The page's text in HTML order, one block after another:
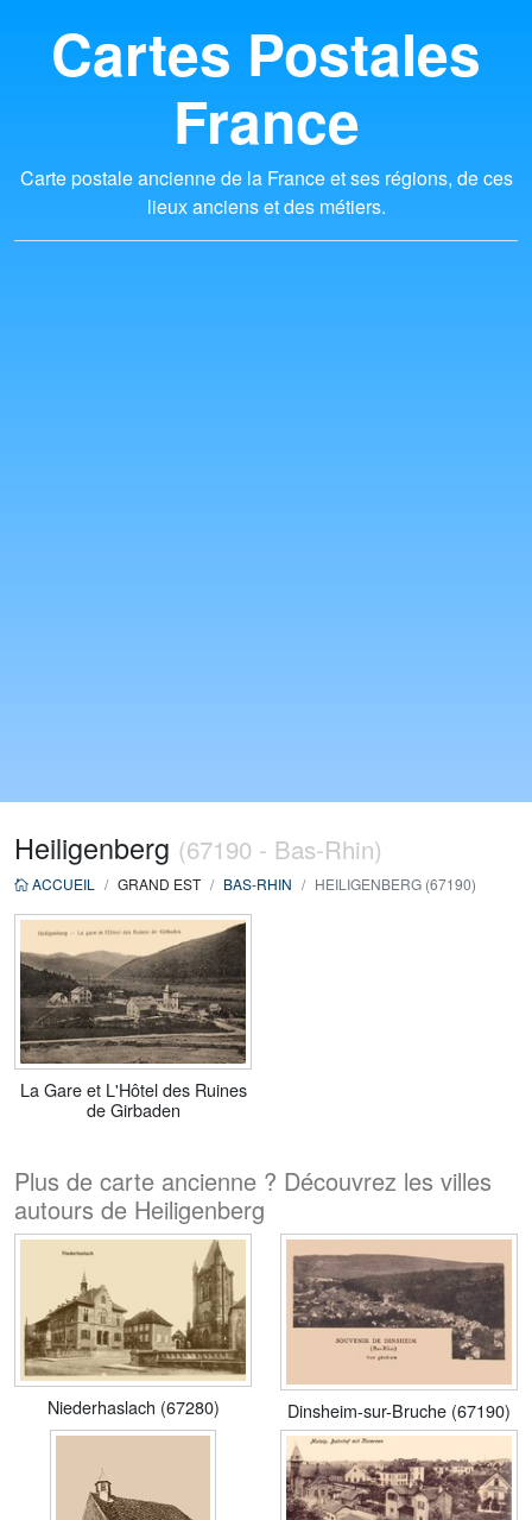
Cartes Postales
France
Carte postale ancienne de la France et ses régions, de ces
lieux anciens et des métiers.
Heiligenberg (67190 - Bas-Rhin)
ACCUEIL GRAND EST BAS-RHIN HEILIGENBERG (67190)
La Gare et L'Hôtel des Ruines
de Girbaden
Plus de carte ancienne ? Découvrez les villes
autours de Heiligenberg
Niederhaslach (67280) Dinsheim-sur-Bruche (67190)